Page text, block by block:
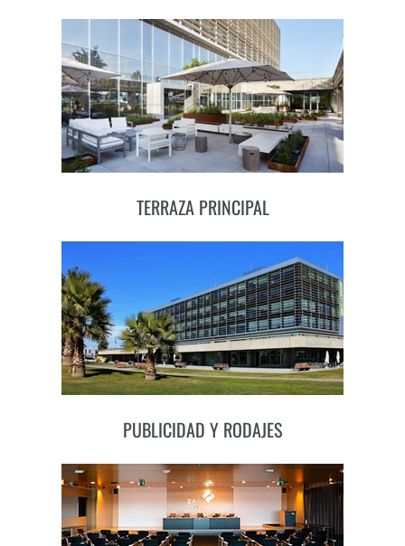
TERRAZA PRINCIPAL
PUBLICIDAD Y RODAJES